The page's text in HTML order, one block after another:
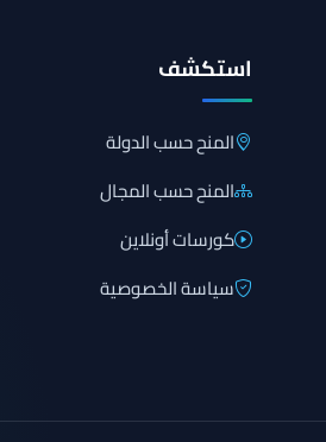
استكشف
المنح حسب الدولة
المنح حسب المجال
كورسات أونلاين
سياسة الخصوصية